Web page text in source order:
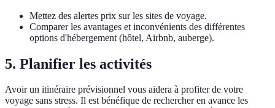
Mettez des alertes prix sur les sites de voyage.
Comparer les avantages et inconvénients des différentes
options d'hébergement (hôtel, Airbnb, auberge).
5. Planifier les activités
Avoir un itinéraire prévisionnel vous aidera à profiter de votre
voyage sans stress. Il est bénéfique de rechercher en avance les